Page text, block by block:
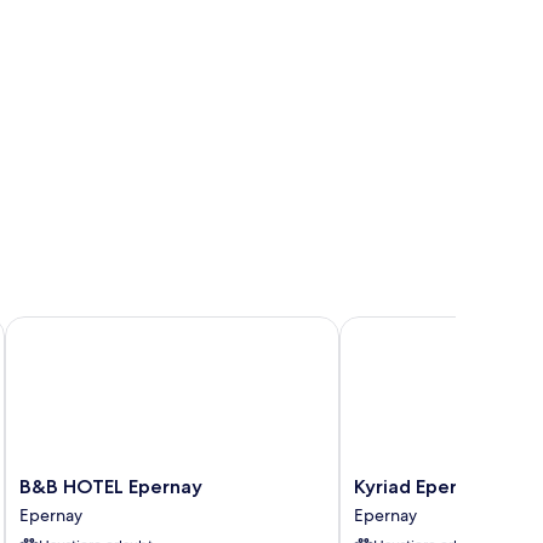
B&B
HOTEL
Epernay
B&B HOTEL Epernay
Epernay
B&B HOTEL Epernay
Kyriad
Epernay
Epernay
Kyriad Epernay
Epernay
Kyriad Epernay